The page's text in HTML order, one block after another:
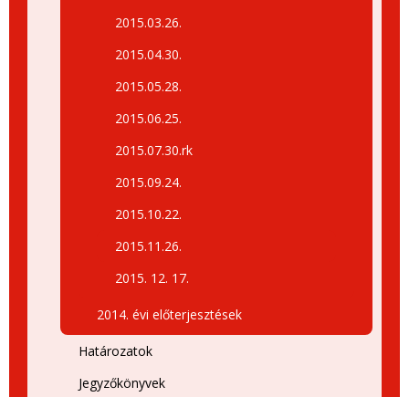
2015.03.26.
2015.04.30.
2015.05.28.
2015.06.25.
2015.07.30.rk
2015.09.24.
2015.10.22.
2015.11.26.
2015. 12. 17.
2014. évi előterjesztések
Határozatok
Jegyzőkönyvek